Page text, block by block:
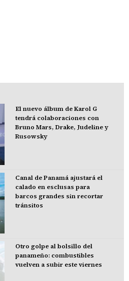
El nuevo álbum de Karol G
tendrá colaboraciones con
Bruno Mars, Drake, Judeline y
Rusowsky
Canal de Panamá ajustará el
calado en esclusas para
barcos grandes sin recortar
tránsitos
Otro golpe al bolsillo del
panameño: combustibles
vuelven a subir este viernes